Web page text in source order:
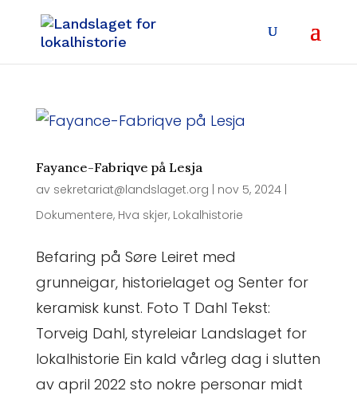
Fayance-Fabriqve på Lesja
av sekretariat@landslaget.org nov 5, 2024|
Dokumentere, Hva skjer, Lokalhistorie
Befaring på Søre Leiret med
grunneigar, historielaget og Senter for
keramisk kunst. Foto T Dahl Tekst:
Torveig Dahl, styreleiar Landslaget for
lokalhistorie Ein kald vårleg dag i slutten
av april 2022 sto nokre personar midt